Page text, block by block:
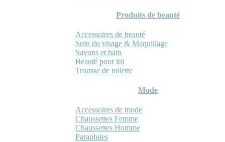
Produits de beauté
Accessoires de beauté
Soin du visage & Maquillage
Savons et bain
Beauté pour lui
Trousse de toilette
Mode
Accessoires de mode
Chaussettes Femme
Chaussettes Homme
Parapluies